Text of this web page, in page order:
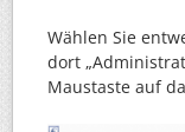
Wählen Sie
dort
Maustaste auf